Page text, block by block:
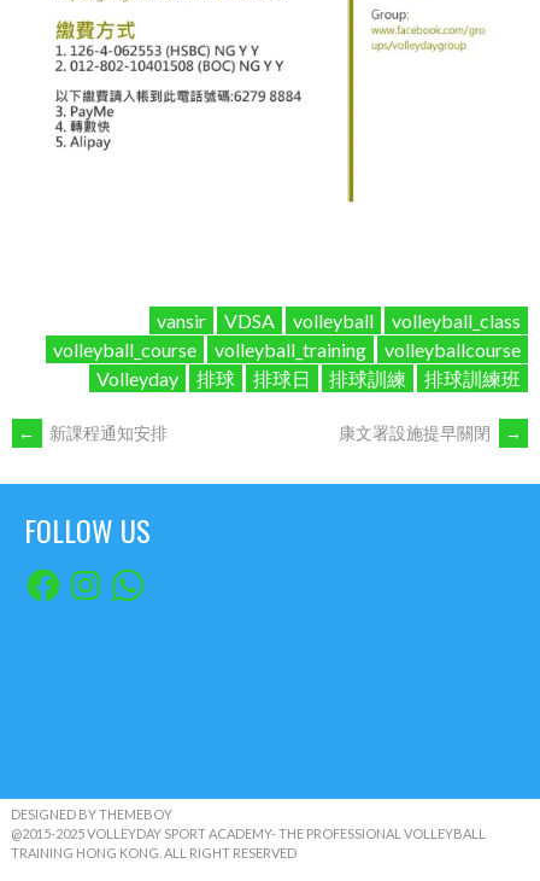
vansir VDSA volleyball
volleyball_class
volleyball_course
volleyball_training
volleyballcourse
Volleyday
排球 排球日 排球訓練 排球訓練班
POST
NAVIGATION
← 新課程通知安排 康文署設施提早關閉 →
FOLLOW US
FacebookInstagramWhatsApp
DESIGNED BY THEMEBOY
@2015-2025 VOLLEYDAY SPORT ACADEMY- THE PROFESSIONAL VOLLEYBALL
TRAINING HONG KONG. ALL RIGHT RESERVED